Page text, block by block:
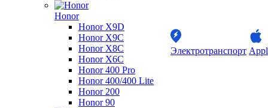
Honor
Honor X9D
Honor X9C
Honor X8C
Honor X6C
Honor 400 Pro
Honor 400/400 Lite
Honor 200
Honor 90
Электротранспорт